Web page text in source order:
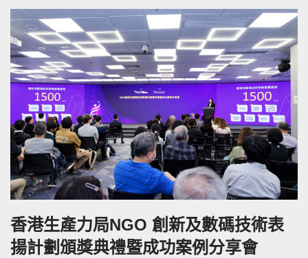
香港生產力局NGO 創新及數碼技術表
揚計劃頒獎典禮暨成功案例分享會